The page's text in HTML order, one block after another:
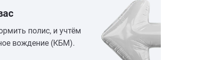
полис, и учтём
вождение (КБМ).